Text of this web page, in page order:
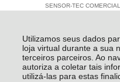
Utilizamos seus dados
loja virtual durante a sua
terceiros parceiros. Ao
autoriza a coletar tais
utilizá-las para estas
SENSOR-TEC